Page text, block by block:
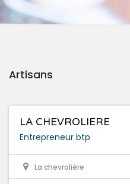
Artisans
LA CHEVROLIERE
Entrepreneur btp
La chevrolière